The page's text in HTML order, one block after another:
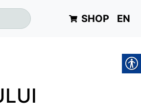
SHOP EN